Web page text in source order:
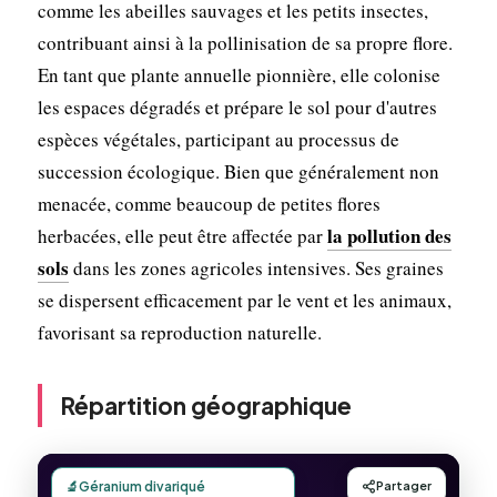
comme les abeilles sauvages et les petits insectes,
contribuant ainsi à la pollinisation de sa propre flore.
En tant que plante annuelle pionnière, elle colonise
les espaces dégradés et prépare le sol pour d'autres
espèces végétales, participant au processus de
succession écologique. Bien que généralement non
menacée, comme beaucoup de petites flores
herbacées, elle peut être affectée parla pollution des
sols dans les zones agricoles intensives. Ses graines
se dispersent efficacement par le vent et les animaux,
favorisant sa reproduction naturelle.
Répartition géographique